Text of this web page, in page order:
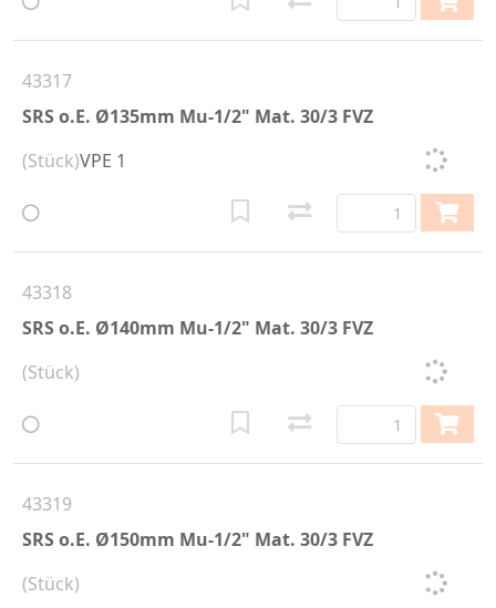
43317
SRS o.E. Ø135mm Mu-1/2" Mat. 30/3 FVZ
(Stück)VPE 1
43318
SRS o.E. Ø140mm Mu-1/2" Mat. 30/3 FVZ
(Stück)
43319
SRS o.E. Ø150mm Mu-1/2" Mat. 30/3 FVZ
(Stück)